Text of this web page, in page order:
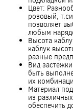
Цвет:
розовый,
позволяет
любым
Высота
каблук
разные
Вид
быть
их
Материал
из
обеспечить